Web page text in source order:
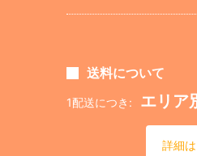
送料について
1配送につき: エリア
詳細